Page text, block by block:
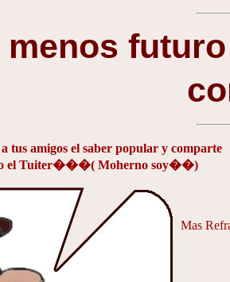
menos
tus amigos el saber popular y comparte
o el Tuiter���( Moherno soy��)
Mas